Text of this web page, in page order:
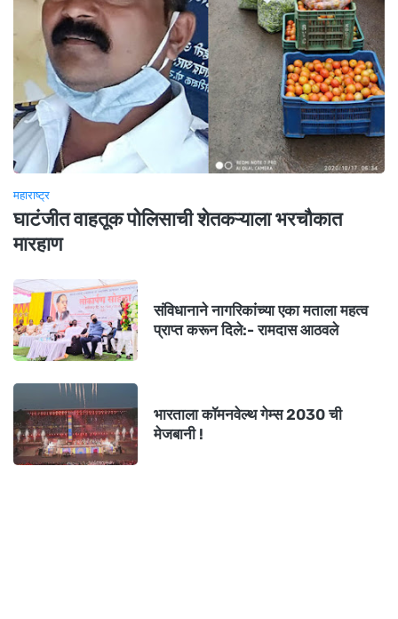
महाराष्ट्र
घाटंजीत वाहतूक पोलिसाची शेतकऱ्याला भरचौकात
मारहाण
संविधानाने नागरिकांच्या एका मताला महत्व
प्राप्त करून दिले:- रामदास आठवले
भारताला कॉमनवेल्थ गेम्स 2030 ची
मेजबानी !